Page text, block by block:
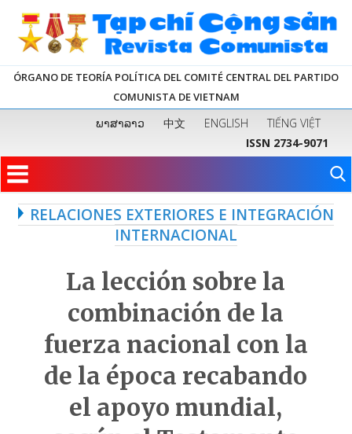
ÓRGANO DE TEORÍA POLÍTICA DEL COMITÉ CENTRAL DEL PARTIDO
COMUNISTA DE VIETNAM
ພາສາລາວ 中文 ENGLISH
TIẾNG VIỆT
ISSN 2734-9071
RELACIONES EXTERIORES E INTEGRACIÓN
INTERNACIONAL
La lección sobre la
combinación de la
fuerza nacional con la
de la época recabando
el apoyo mundial,